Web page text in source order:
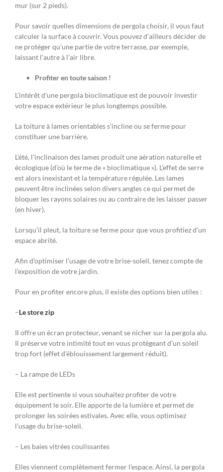
mur (sur 2 pieds).
Pour savoir quelles dimensions de pergola choisir, il vous faut
calculer la surface à couvrir. Vous pouvez d’ailleurs décider de
ne protéger qu’une partie de votre terrasse, par exemple,
laissant l’autre à l’air libre.
Profiter en toute saison !
L’intérêt d’une pergola bioclimatique est de pouvoir investir
votre espace extérieur le plus longtemps possible.
La toiture à lames orientables s’incline ou se ferme pour
constituer une barrière.
L’été, l’inclinaison des lames produit une aération naturelle et
écologique (d’où le terme de « bioclimatique »). L’effet de serre
est alors inexistant et la température régulée. Les lames
peuvent être inclinées selon divers angles ce qui permet de
bloquer les rayons solaires ou au contraire de les laisser passer
(en hiver).
Lorsqu’il pleut, la toiture se ferme pour que vous profitiez d’un
espace abrité.
Afin d’optimiser l’usage de votre brise-soleil, tenez compte de
l’exposition de votre jardin.
Pour en profiter encore plus, il existe des options bien utiles :
–Le store zip
Il offre un écran protecteur, venant se nicher sur la pergola alu.
Il préserve votre intimité tout en vous protégeant d’un soleil
trop fort (effet d’éblouissement largement réduit).
– La rampe de LEDs
Elle est pertinente si vous souhaitez profiter de votre
équipement le soir. Elle apporte de la lumière et permet de
prolonger les soirées estivales. Avec elle, vous optimisez
l’usage du brise-soleil.
– Les baies vitrées coulissantes
Elles viennent complètement fermer l’espace. Ainsi, la pergola